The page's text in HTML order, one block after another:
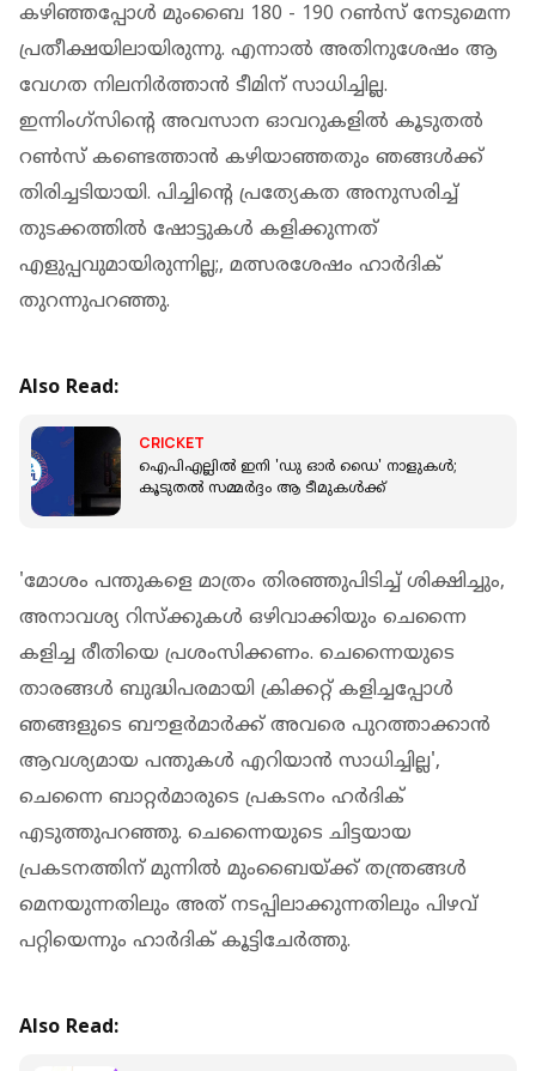
കഴിഞ്ഞപ്പോള്‍ മുംബൈ 180 - 190 റണ്‍സ് നേടുമെന്ന
പ്രതീക്ഷയിലായിരുന്നു. എന്നാല്‍ അതിനുശേഷം ആ
വേഗത നിലനിര്‍ത്താന്‍ ടീമിന് സാധിച്ചില്ല.
ഇന്നിംഗ്സിന്റെ അവസാന ഓവറുകളില്‍ കൂടുതല്‍
റണ്‍സ് കണ്ടെത്താന്‍ കഴിയാഞ്ഞതും ഞങ്ങൾക്ക്
തിരിച്ചടിയായി. പിച്ചിന്റെ പ്രത്യേകത അനുസരിച്ച്
തുടക്കത്തില്‍ ഷോട്ടുകള്‍ കളിക്കുന്നത്
എളുപ്പവുമായിരുന്നില്ല;, മത്സരശേഷം ഹാര്‍ദിക്
തുറന്നുപറഞ്ഞു.
Also Read:
CRICKET
ഐപിഎല്ലിൽ ഇനി 'ഡു ഓർ ഡൈ' നാളുകൾ;
കൂടുതൽ സമ്മർദ്ദം ആ ടീമുകൾക്ക്
'മോശം പന്തുകളെ മാത്രം തിരഞ്ഞുപിടിച്ച് ശിക്ഷിച്ചും,
അനാവശ്യ റിസ്‌ക്കുകള്‍ ഒഴിവാക്കിയും ചെന്നൈ
കളിച്ച രീതിയെ പ്രശംസിക്കണം. ചെന്നൈയുടെ
താരങ്ങള്‍ ബുദ്ധിപരമായി ക്രിക്കറ്റ് കളിച്ചപ്പോള്‍
ഞങ്ങളുടെ ബൗളര്‍മാര്‍ക്ക് അവരെ പുറത്താക്കാന്‍
ആവശ്യമായ പന്തുകള്‍ എറിയാന്‍ സാധിച്ചില്ല',
ചെന്നൈ ബാറ്റര്‍മാരുടെ പ്രകടനം ഹർദിക്
എടുത്തുപറഞ്ഞു. ചെന്നൈയുടെ ചിട്ടയായ
പ്രകടനത്തിന് മുന്നില്‍ മുംബൈയ്ക്ക് തന്ത്രങ്ങള്‍
മെനയുന്നതിലും അത് നടപ്പിലാക്കുന്നതിലും പിഴവ്
പറ്റിയെന്നും ഹാര്‍ദിക് കൂട്ടിചേര്‍ത്തു.
Also Read: